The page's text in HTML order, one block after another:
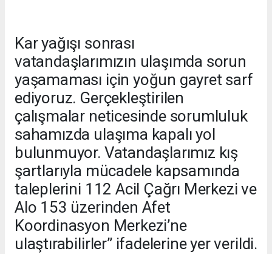
Kar yağışı sonrası
vatandaşlarımızın ulaşımda sorun
yaşamaması için yoğun gayret sarf
ediyoruz. Gerçekleştirilen
çalışmalar neticesinde sorumluluk
sahamızda ulaşıma kapalı yol
bulunmuyor. Vatandaşlarımız kış
şartlarıyla mücadele kapsamında
taleplerini 112 Acil Çağrı Merkezi ve
Alo 153 üzerinden Afet
Koordinasyon Merkezi’ne
ulaştırabilirler” ifadelerine yer verildi.